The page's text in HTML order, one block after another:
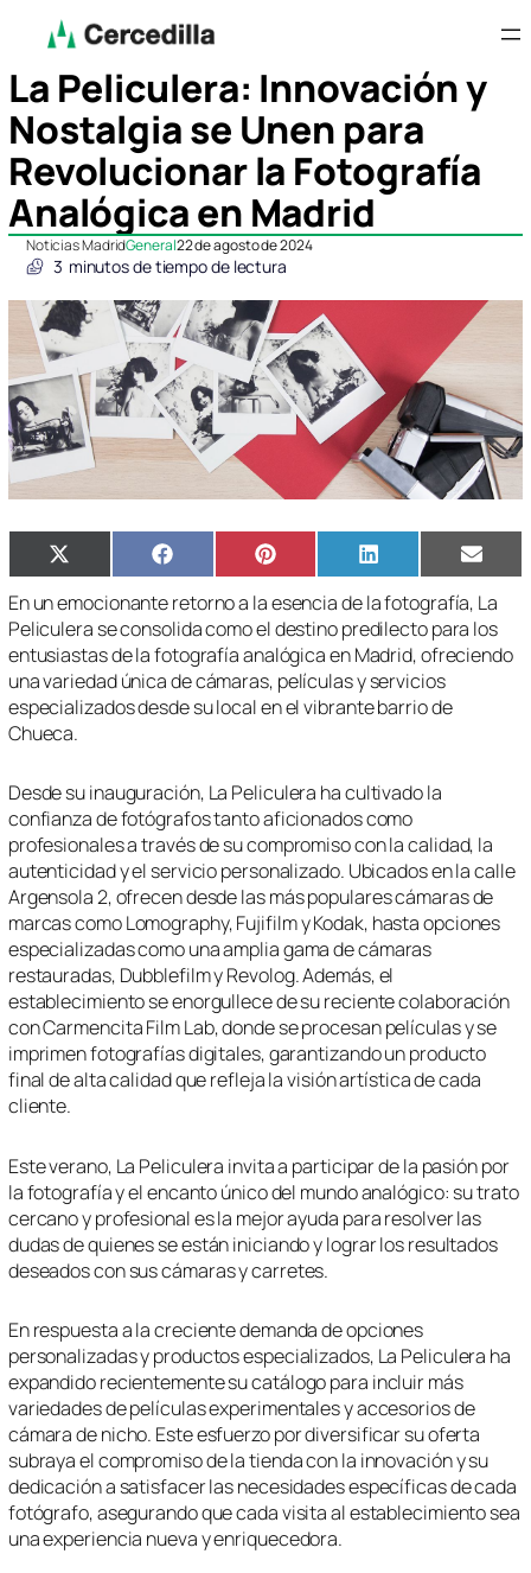
La Peliculera: Innovación y
Nostalgia se Unen para
Revolucionar la Fotografía
Analógica en Madrid
Noticias MadridGeneral22 de agosto de 2024
3 minutos de tiempo de lectura
Compartir
en
X
(Twitter)
Compartir
en
Facebook Compartir
en
Pinterest Compartir
en
LinkedIn
en
Email
En un emocionante retorno a la esencia de la fotografía, La
Peliculera se consolida como el destino predilecto para los
entusiastas de la fotografía analógica en Madrid, ofreciendo
una variedad única de cámaras, películas y servicios
especializados desde su local en el vibrante barrio de
Chueca.
Desde su inauguración, La Peliculera ha cultivado la
confianza de fotógrafos tanto aficionados como
profesionales a través de su compromiso con la calidad, la
autenticidad y el servicio personalizado. Ubicados en la calle
Argensola 2, ofrecen desde las más populares cámaras de
marcas como Lomography, Fujifilm y Kodak, hasta opciones
especializadas como una amplia gama de cámaras
restauradas, Dubblefilm y Revolog. Además, el
establecimiento se enorgullece de su reciente colaboración
con Carmencita Film Lab, donde se procesan películas y se
imprimen fotografías digitales, garantizando un producto
final de alta calidad que refleja la visión artística de cada
cliente.
Este verano, La Peliculera invita a participar de la pasión por
la fotografía y el encanto único del mundo analógico: su trato
cercano y profesional es la mejor ayuda para resolver las
dudas de quienes se están iniciando y lograr los resultados
deseados con sus cámaras y carretes.
En respuesta a la creciente demanda de opciones
personalizadas y productos especializados, La Peliculera ha
expandido recientemente su catálogo para incluir más
variedades de películas experimentales y accesorios de
cámara de nicho. Este esfuerzo por diversificar su oferta
subraya el compromiso de la tienda con la innovación y su
dedicación a satisfacer las necesidades específicas de cada
fotógrafo, asegurando que cada visita al establecimiento sea
una experiencia nueva y enriquecedora.